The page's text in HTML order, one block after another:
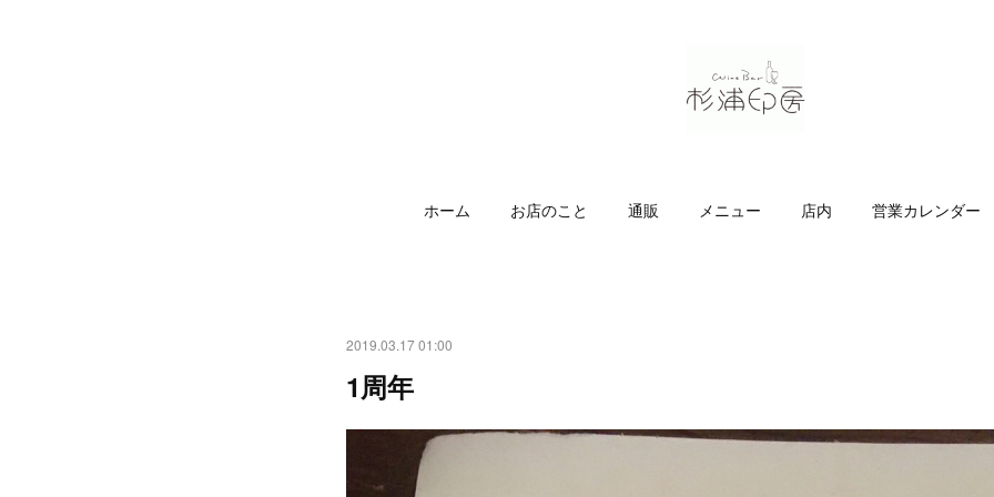
ホーム お店のこと 通販 メニュー 店内 営業カレンダー
2019.03.17 01:00
1周年